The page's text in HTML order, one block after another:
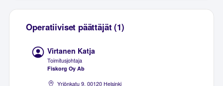
Operatiiviset päättäjät (1)
Virtanen Katja
Toimitusjohtaja
Fiskorg Oy Ab
Yrjönkatu 9, 00120 Helsinki